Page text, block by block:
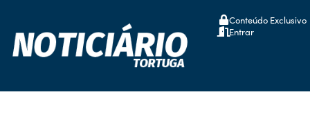
Conteúdo Exclusivo
Entrar